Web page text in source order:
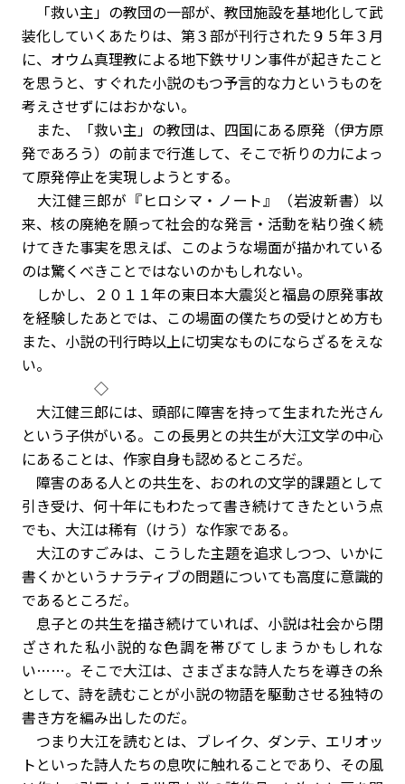
「救い主」の教団の一部が、教団施設を基地化して武
装化していくあたりは、第３部が刊行された９５年３月
に、オウム真理教による地下鉄サリン事件が起きたこと
を思うと、すぐれた小説のもつ予言的な力というものを
考えさせずにはおかない。
また、「救い主」の教団は、四国にある原発（伊方原
発であろう）の前まで行進して、そこで祈りの力によっ
て原発停止を実現しようとする。
大江健三郎が『ヒロシマ・ノート』（岩波新書）以
来、核の廃絶を願って社会的な発言・活動を粘り強く続
けてきた事実を思えば、このような場面が描かれている
のは驚くべきことではないのかもしれない。
しかし、２０１１年の東日本大震災と福島の原発事故
を経験したあとでは、この場面の僕たちの受けとめ方も
また、小説の刊行時以上に切実なものにならざるをえな
い。
◇
大江健三郎には、頭部に障害を持って生まれた光さん
という子供がいる。この長男との共生が大江文学の中心
にあることは、作家自身も認めるところだ。
障害のある人との共生を、おのれの文学的課題として
引き受け、何十年にもわたって書き続けてきたという点
でも、大江は稀有（けう）な作家である。
大江のすごみは、こうした主題を追求しつつ、いかに
書くかというナラティブの問題についても高度に意識的
であるところだ。
息子との共生を描き続けていれば、小説は社会から閉
ざされた私小説的な色調を帯びてしまうかもしれな
い……。そこで大江は、さまざまな詩人たちを導きの糸
として、詩を読むことが小説の物語を駆動させる独特の
書き方を編み出したのだ。
つまり大江を読むとは、ブレイク、ダンテ、エリオッ
トといった詩人たちの息吹に触れることであり、その風